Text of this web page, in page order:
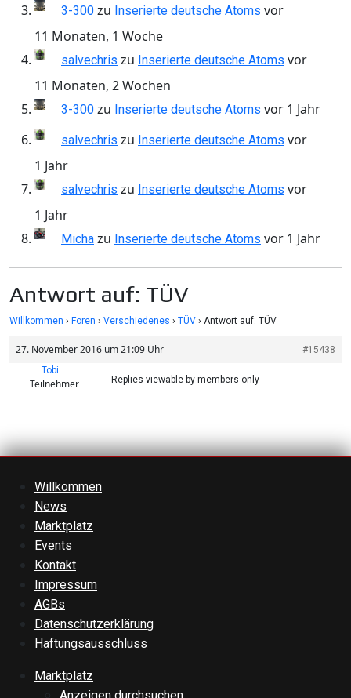
3-300 zu Inserierte deutsche Atoms vor
11 Monaten, 1 Woche
salvechris zu Inserierte deutsche Atoms vor
11 Monaten, 2 Wochen
3-300 zu Inserierte deutsche Atoms vor 1 Jahr
salvechris zu Inserierte deutsche Atoms vor
1 Jahr
salvechris zu Inserierte deutsche Atoms vor
1 Jahr
Micha zu Inserierte deutsche Atoms vor 1 Jahr
Antwort auf: TÜV
Willkommen › Foren › Verschiedenes › TÜV › Antwort auf: TÜV
27. November 2016 um 21:09 Uhr
#15438
Tobi
Teilnehmer Replies viewable by members only
Willkommen
News
Marktplatz
Events
Kontakt
Impressum
AGBs
Datenschutzerklärung
Haftungsausschluss
Marktplatz